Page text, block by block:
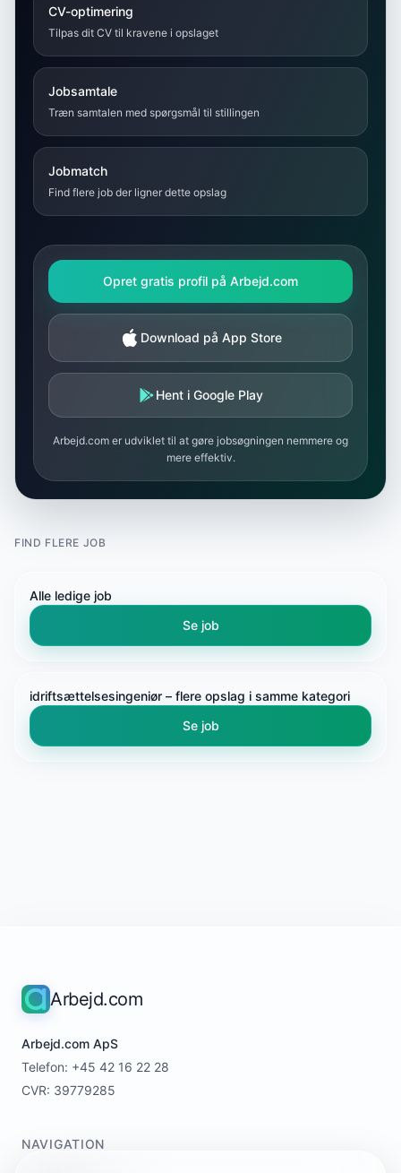
CV-optimering
Tilpas dit CV til kravene i opslaget
Jobsamtale
Træn samtalen med spørgsmål til stillingen
Jobmatch
Find flere job der ligner dette opslag
Opret gratis profil på Arbejd.com
Download på App Store
Hent i Google Play
Arbejd.com er udviklet til at gøre jobsøgningen nemmere og
mere effektiv.
FIND FLERE JOB
Alle ledige job
Se job
idriftsættelsesingeniør – flere opslag i samme kategori
Se job
Arbejd.com
Arbejd.com ApS
Telefon: +45 42 16 22 28
CVR: 39779285
NAVIGATION